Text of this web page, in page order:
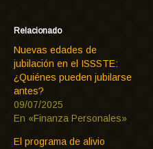
Relacionado
Nuevas edades de
jubilación en el ISSSTE:
¿Quiénes pueden jubilarse
antes?
09/07/2025
En «Finanza Personales»
El programa de alivio